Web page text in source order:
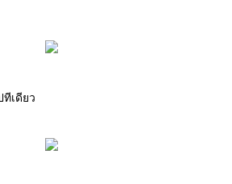
ทีเดียว